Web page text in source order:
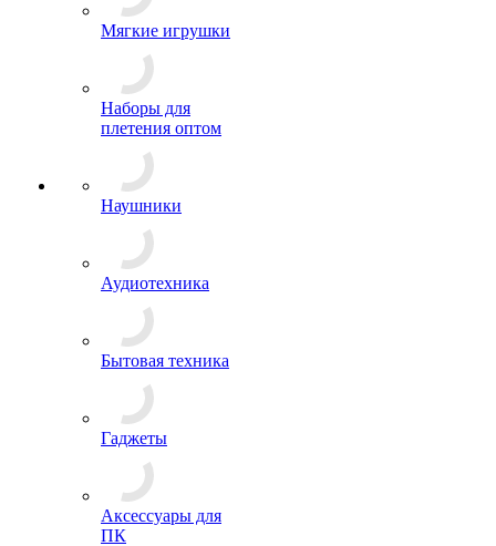
Мягкие игрушки
Наборы для
плетения оптом
Наушники
Аудиотехника
Бытовая техника
Гаджеты
Аксессуары для
ПК